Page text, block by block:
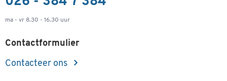
ma - vr 8.30 - 16.30 uur
Contactformulier
Contacteer ons